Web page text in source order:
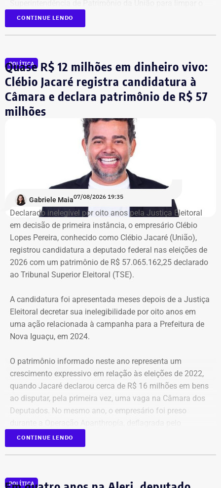
terreno até passar para o Arquivo Nacional. Mas o
Governo Federal demorou tanto para agir que hoje
comentou.
Integrante de movimento afirma que
ocupação aconteceu após quatro
Integrante do Movimento de Luta nos Bairros, Vilas e
Favelas (MLB), dona Enita afirmou que o grupo de
ocupantes chegou ao atual prédio depois de sofrer quatro
“Nós já sofremos quatro despejos. O objetivo da
ocupação é justamente dar ao imóvel uma função social
que atenda as necessidades básicas das famílias. Desde
que eu entrei no MLB nunca faltou comida. Só o que falta
mesmo é um teto, um lar para morar. Queremos fazer
valer um direito constitucional que nunca foi cumprido”
A Central de Movimentos Populares do Rio de Janeiro
(CMPRJ) emitiu nota de apoio e solidariedade e lembrou
que as famílias lutam há anos pelo direito à moradia com
organização e resistência.
“Sabemos que a moradia é a base de tudo. Quando um
movimento ocupa um imóvel abandonado ou
subutilizado, mais do que dar um teto, o que já é
fundamental, ele devolve esperança e perspectiva de vida
para centenas de pessoas, sobretudo para as crianças”,
Moradores da Rua Santa Alexandrina
CONTINUE LENDO
POLÍTICA
Quase R$ 12 milhões em dinheiro vivo:
Clébio Jacaré registra candidatura à
Câmara e declara patrimônio de R$ 57
milhões
Gabriele Maia07/08/2026 19:35
Declarado inelegível por oito anos pela Justiça Eleitoral
em decisão de primeira instância, o empresário Clébio
Lopes Pereira, conhecido como Clébio Jacaré (União),
registrou candidatura a deputado federal nas eleições de
2026 com um patrimônio de R$ 57.065.162,25 declarado
ao Tribunal Superior Eleitoral (TSE).
A candidatura foi apresentada meses depois de a Justiça
Eleitoral decretar sua inelegibilidade por oito anos em
uma ação relacionada à campanha para a Prefeitura de
Nova Iguaçu, em 2024.
O patrimônio informado neste ano representa um
crescimento expressivo em relação às eleições de 2022,
quando Jacaré declarou cerca de R$ 16 milhões em bens
ao disputar, pela primeira vez, uma vaga na Câmara dos
Deputados. No mesmo ano, o empresário foi preso
Ministério Público do Rio de Janeiro (MPRJ), que
investigou um esquema de corrupção na Prefeitura de
CONTINUE LENDO
POLÍTICA